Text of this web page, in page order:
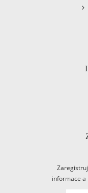
informace a